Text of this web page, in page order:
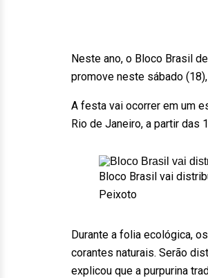
Neste ano, o Bloco Brasil
promove neste sábado
A festa vai ocorrer em um
Rio de Janeiro, a partir das
Bloco Brasil vai
Peixoto
Durante a folia ecológica,
corantes naturais. Serão
explicou que a purpurina